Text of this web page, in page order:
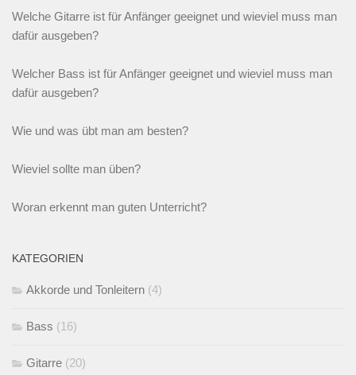
Welche Gitarre ist für Anfänger geeignet und wieviel muss man
dafür ausgeben?
Welcher Bass ist für Anfänger geeignet und wieviel muss man
dafür ausgeben?
Wie und was übt man am besten?
Wieviel sollte man üben?
Woran erkennt man guten Unterricht?
KATEGORIEN
Akkorde und Tonleitern (4)
Bass (16)
Gitarre (20)